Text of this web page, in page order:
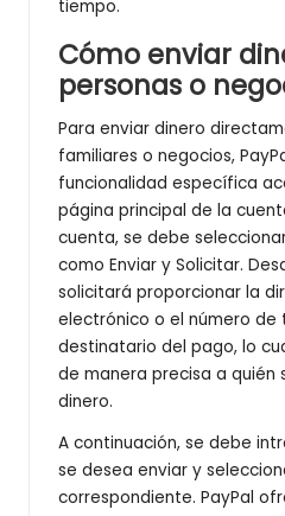
tiempo.
Cómo enviar
personas o
Para enviar dinero
familiares o negocios,
funcionalidad específica
página principal de la
cuenta, se debe
como Enviar y Solicitar.
solicitará proporcionar la
electrónico o el número de
destinatario del pago, lo
de manera precisa a quién
dinero.
A continuación, se debe
se desea enviar y
correspondiente. PayPal